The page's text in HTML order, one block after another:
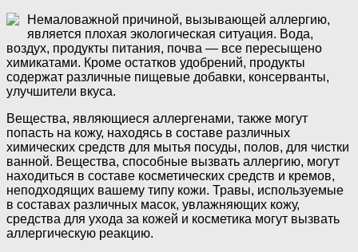
Немаловажной причиной, вызывающей аллергию,
является плохая экологическая ситуация. Вода,
воздух, продукты питания, почва — все пересыщено
химикатами. Кроме остатков удобрений, продукты
содержат различные пищевые добавки, консерванты,
улучшители вкуса.
Вещества, являющиеся аллергенами, также могут
попасть на кожу, находясь в составе различных
химических средств для мытья посуды, полов, для чистки
ванной. Вещества, способные вызвать аллергию, могут
находиться в составе косметических средств и кремов,
неподходящих вашему типу кожи. Травы, используемые
в составах различных масок, увлажняющих кожу,
средства для ухода за кожей и косметика могут вызвать
аллергическую реакцию.